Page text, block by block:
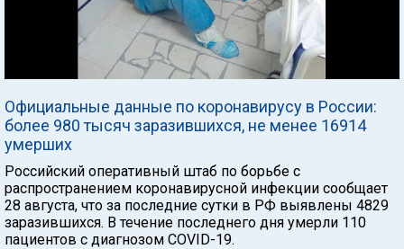
Официальные данные по коронавирусу в России:
более 980 тысяч заразившихся, не менее 16914
умерших
Российский оперативный штаб по борьбе с
распространением коронавирусной инфекции сообщает
28 августа, что за последние сутки в РФ выявлены 4829
заразившихся. В течение последнего дня умерли 110
пациентов с диагнозом COVID-19.